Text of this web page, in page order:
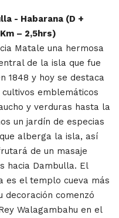
- Habarana (D +
– 2,5hrs)
Matale una hermosa
de la isla que fue
1848 y hoy se destaca
emblemáticos
y verduras hasta la
un jardín de especias
alberga la isla, así
de un masaje
hacia Dambulla. El
es el templo cueva más
decoración comenzó
Walagambahu en el